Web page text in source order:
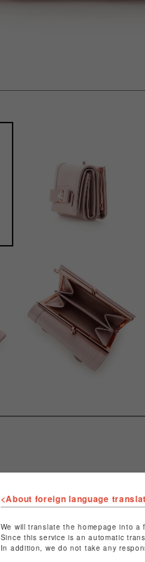
店
特
<About foreign language
We will translate the homepage into
Since this service is an automatic
In addition, we do not take any